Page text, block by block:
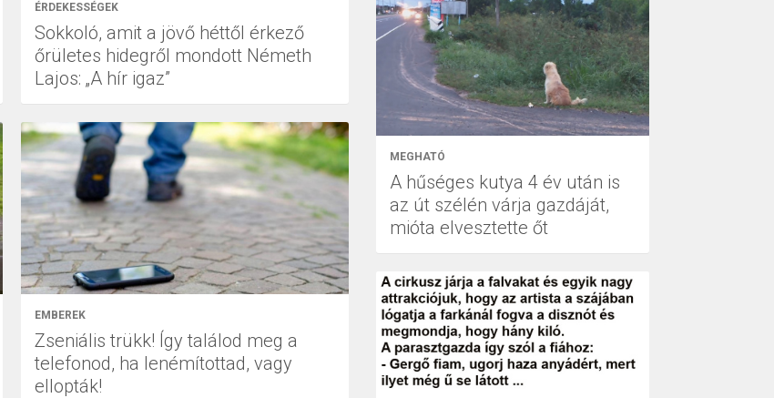
ÉRDEKESSÉGEK
Sokkoló, amit a jövő héttől érkező
őrületes hidegről mondott Németh
Lajos: „A hír igaz”
EMBEREK
Zseniális trükk! Így találod meg a
telefonod, ha lenémítottad, vagy
ellopták!
MEGHATÓ
A hűséges kutya 4 év után is
az út szélén várja gazdáját,
mióta elvesztette őt